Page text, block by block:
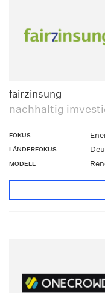
fairzinsung
nachhaltig
FOKUS
LÄNDERFOKUS
MODELL